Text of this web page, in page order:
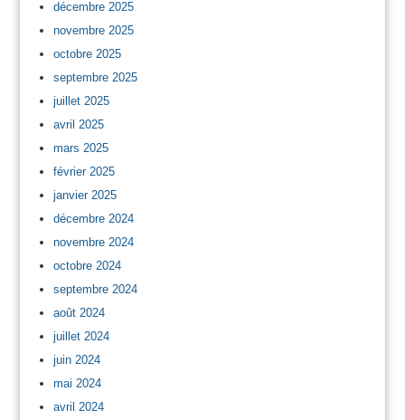
décembre 2025
novembre 2025
octobre 2025
septembre 2025
juillet 2025
avril 2025
mars 2025
février 2025
janvier 2025
décembre 2024
novembre 2024
octobre 2024
septembre 2024
août 2024
juillet 2024
juin 2024
mai 2024
avril 2024